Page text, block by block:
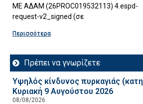
ΜΕ ΑΔΑΜ (26PROC019532113) 4.espd-
request-v2_signed (σε
Περισσότερα
Πρέπει να γνωρίζετε
Υψηλός κίνδυνος πυρκαγιάς
Κυριακή 9 Αυγούστου 2026
08/08/2026